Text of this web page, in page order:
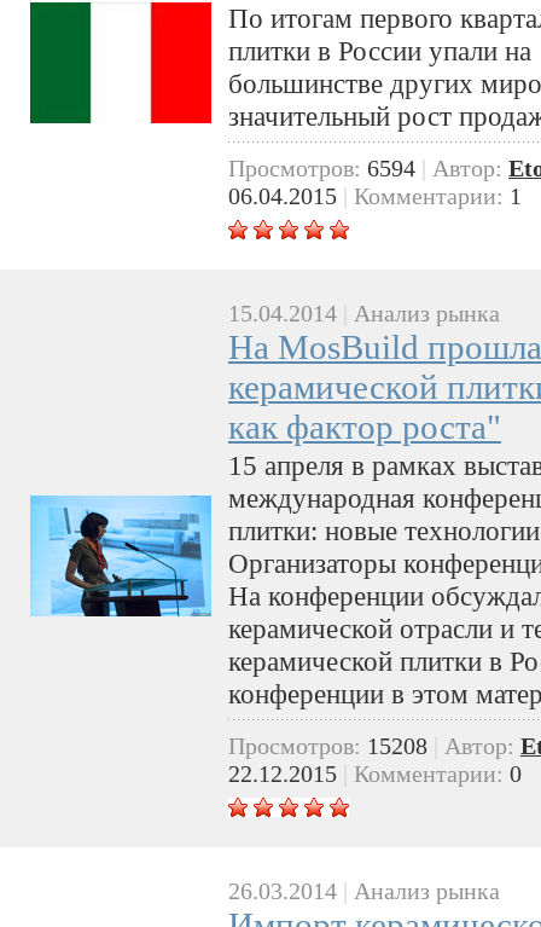
По итогам первого
плитки в России упали
большинстве других
значительный рост
Просмотров: 6594 | Автор:
06.04.2015 | Комментарии: 1
15.04.2014 Анализ рынка
На MosBuild
керамической
как фактор роста"
15 апреля в рамках
международная
плитки: новые
Организаторы
На конференции
керамической отрасли и
керамической плитки в
конференции в этом
Просмотров: 15208 Автор:
22.12.2015
Комментарии: 0
26.03.2014 | Анализ рынка